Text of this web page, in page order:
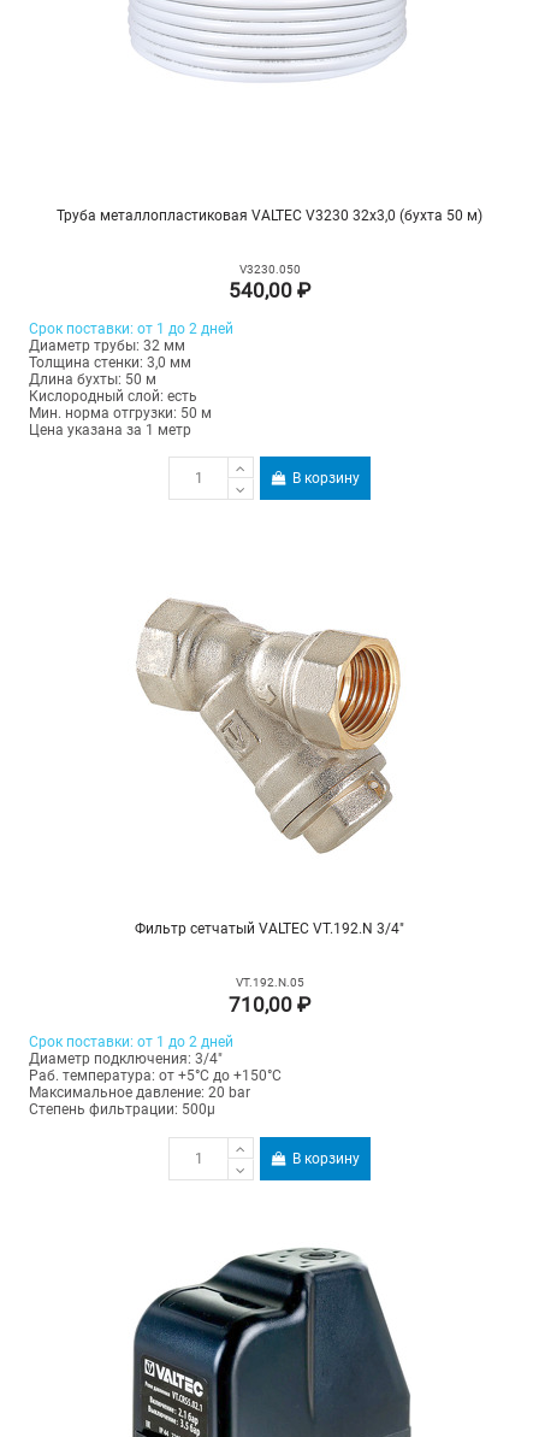
Труба металлопластиковая VALTEC V3230 32х3,0 (бухта 50 м)
V3230.050
540,00 ₽
Срок поставки: от 1 до 2 дней
Диаметр трубы: 32 мм
Толщина стенки: 3,0 мм
Длина бухты: 50 м
Кислородный слой: есть
Мин. норма отгрузки: 50 м
Цена указана за 1 метр
В корзину
Фильтр сетчатый VALTEC VT.192.N 3/4"
VT.192.N.05
710,00 ₽
Срок поставки: от 1 до 2 дней
Диаметр подключения: 3/4"
Раб. температура: от +5°C до +150°C
Максимальное давление: 20 bar
Степень фильтрации: 500µ
В корзину